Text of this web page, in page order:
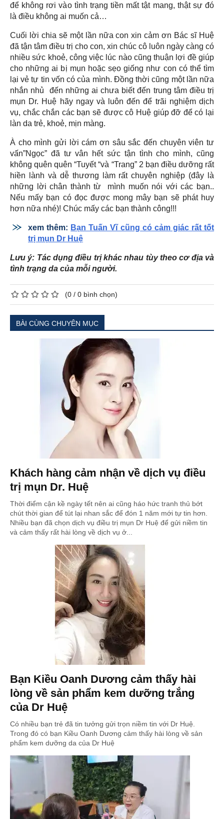
để không rơi vào tình trạng tiền mất tật mang, thật sự đó
là điều không ai muốn cả…
Cuối lời chia sẽ một lần nữa con xin cảm ơn Bác sĩ Huệ
đã tận tâm điều trị cho con, xin chúc cô luôn ngày càng có
nhiều sức khoẻ, công việc lúc nào cũng thuận lợi đề giúp
cho những ai bị mụn hoặc sẹo giống như con có thể tìm
lại vẻ tự tin vốn có của mình. Đồng thời cũng một lần nữa
nhắn nhủ đến những ai chưa biết đến trung tâm điều trị
mụn Dr. Huệ hãy ngay và luôn đến để trãi nghiệm dịch
vụ, chắc chắn các bạn sẽ được cô Huệ giúp đỡ để có lại
làn da trẻ, khoẻ, mịn màng.
À cho mình gửi lời cám ơn sâu sắc đến chuyên viên tư
vấn”Ngọc” đã tư vân hết sức tận tình cho mình, cũng
không quên quên “Tuyết “và “Trang” 2 bạn điều dưỡng rất
hiền lành và dễ thương làm rất chuyên nghiệp (đây là
những lời chân thành từ mình muốn nói với các bạn..
Nếu mấy bạn có đọc được mong mây bạn sẽ phát huy
hơn nữa nhé)! Chúc mấy các bạn thành công!!!
xem thêm: Bạn Tuấn Vĩ cũng có cảm giác rất tốt
trị mụn Dr Huệ
Lưu ý: Tác dụng điều trị khác nhau tùy theo cơ địa và
tình trạng da của mỗi người.
(0 / 0 bình chọn)
BÀI CÙNG CHUYÊN MỤC
Khách hàng cảm nhận về dịch vụ điều
trị mụn Dr. Huệ
Thời điểm cận kề ngày tết nên ai cũng háo hức tranh thủ bớt
chút thời gian để tút lại nhan sắc để đón 1 năm mới tự tin hơn.
Nhiều bạn đã chọn dịch vụ điều trị mụn Dr Huệ để gửi niềm tin
và cảm thấy rất hài lòng về dịch vụ ở...
Bạn Kiều Oanh Dương cảm thấy hài
lòng về sản phẩm kem dưỡng trắng
của Dr Huệ
Có nhiều bạn trẻ đã tin tưởng gửi trọn niềm tin với Dr Huệ.
Trong đó có bạn Kiều Oanh Dương cảm thấy hài lòng về sản
phẩm kem dưỡng da của Dr Huệ